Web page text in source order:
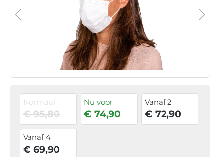
Normaal
€ 95,80
Nu voor
€ 74,90
Vanaf 2
€ 72,90
Vanaf 4
€ 69,90